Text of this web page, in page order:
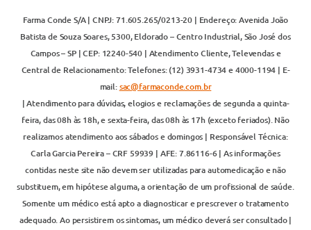
Farma Conde S/A | CNPJ: 71.605.265/0213-20 | Endereço: Avenida João
Batista de Souza Soares, 5300, Eldorado – Centro Industrial, São José dos
Campos – SP | CEP: 12240-540 | Atendimento Cliente, Televendas e
Central de Relacionamento: Telefones: (12) 3931-4734 e 4000-1194 | E-
mail:sac@farmaconde.com.br
| Atendimento para dúvidas, elogios e reclamações de segunda a quinta-
feira, das 08h às 18h, e sexta-feira, das 08h às 17h (exceto feriados). Não
realizamos atendimento aos sábados e domingos | Responsável Técnica:
Carla Garcia Pereira – CRF 59939 | AFE: 7.86116-6 | As informações
contidas neste site não devem ser utilizadas para automedicação e não
substituem, em hipótese alguma, a orientação de um profissional de saúde.
Somente um médico está apto a diagnosticar e prescrever o tratamento
adequado. Ao persistirem os sintomas, um médico deverá ser consultado |